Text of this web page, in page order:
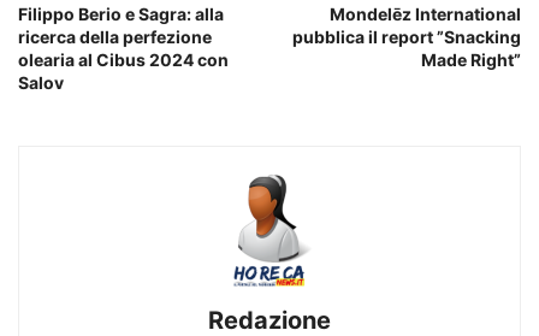
Filippo Berio e Sagra: alla
ricerca della perfezione
olearia al Cibus 2024 con
Salov
Mondelēz International
pubblica il report ”Snacking
Made Right”
Redazione